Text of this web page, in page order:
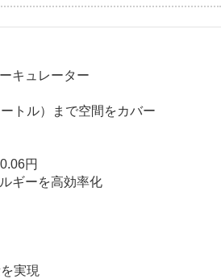
キュレーター
トル）まで空間をカバー
円
ギーを高効率化
実現